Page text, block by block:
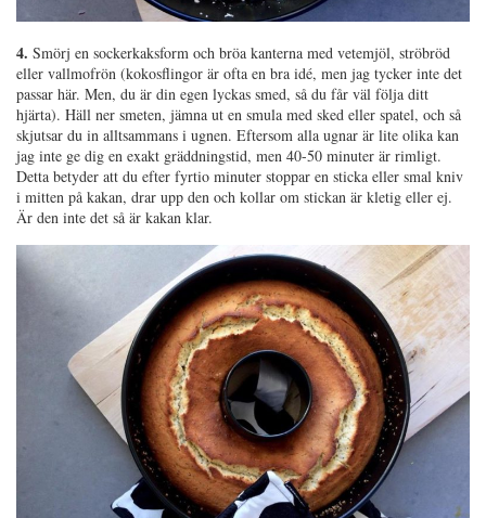
4. Smörj en sockerkaksform och bröa kanterna med vetemjöl, ströbröd
eller vallmofrön (kokosflingor är ofta en bra idé, men jag tycker inte det
passar här. Men, du är din egen lyckas smed, så du får väl följa ditt
hjärta). Häll ner smeten, jämna ut en smula med sked eller spatel, och så
skjutsar du in alltsammans i ugnen. Eftersom alla ugnar är lite olika kan
jag inte ge dig en exakt gräddningstid, men 40-50 minuter är rimligt.
Detta betyder att du efter fyrtio minuter stoppar en sticka eller smal kniv
i mitten på kakan, drar upp den och kollar om stickan är kletig eller ej.
Är den inte det så är kakan klar.